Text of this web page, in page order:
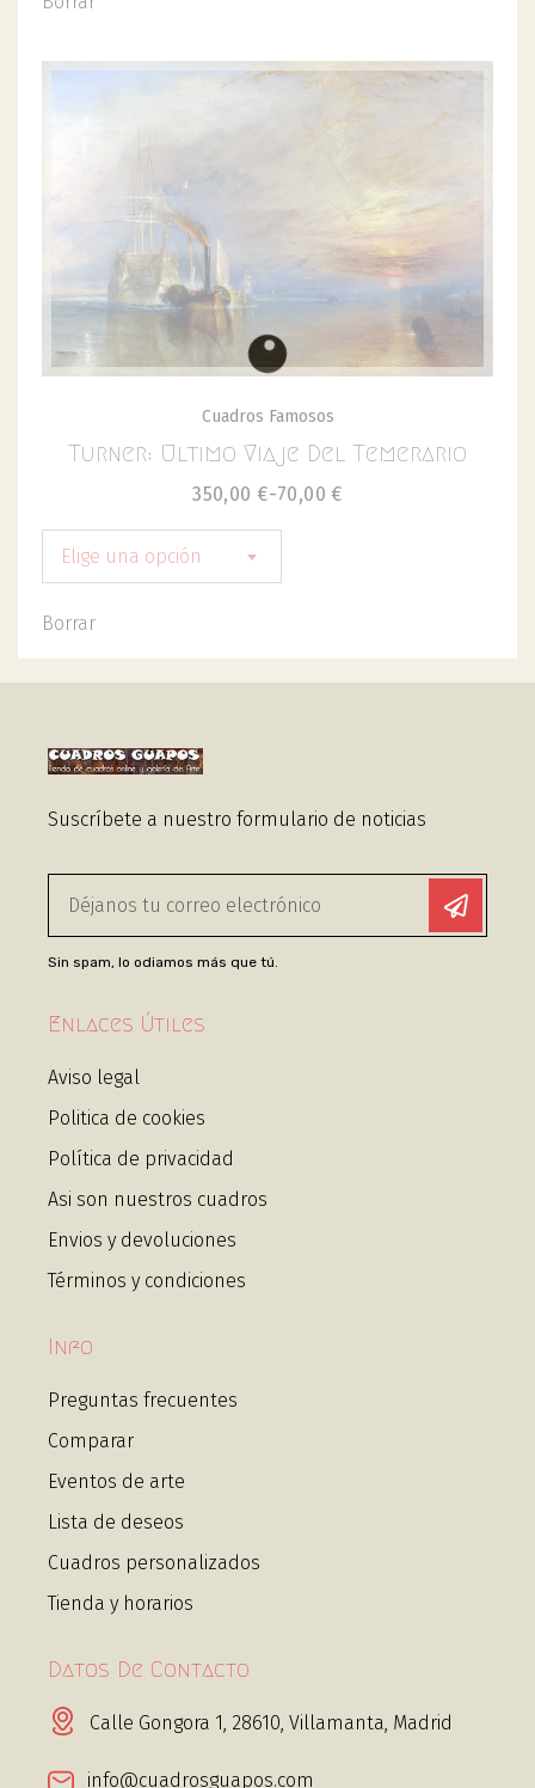
Cuadros Famosos
Turner: Ultimo Viaje Del Temerario
70,00 €
-
350,00 €
Elige una opción
Borrar
Suscríbete a nuestro formulario de noticias
Sin spam, lo odiamos más que tú.
Enlaces Útiles
Aviso legal
Politica de cookies
Política de privacidad
Asi son nuestros cuadros
Envios y devoluciones
Términos y condiciones
Info
Preguntas frecuentes
Comparar
Eventos de arte
Lista de deseos
Cuadros personalizados
Tienda y horarios
Datos De Contacto
Calle Gongora 1, 28610, Villamanta, Madrid
info@cuadrosguapos.com